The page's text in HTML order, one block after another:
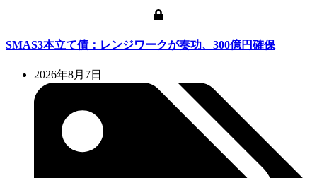
SMAS3本立て債：レンジワークが奏功、300億円確保
2026年8月7日